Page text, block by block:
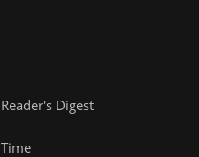
Reader's Digest
Time